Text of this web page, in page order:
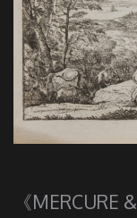
《MERCURE